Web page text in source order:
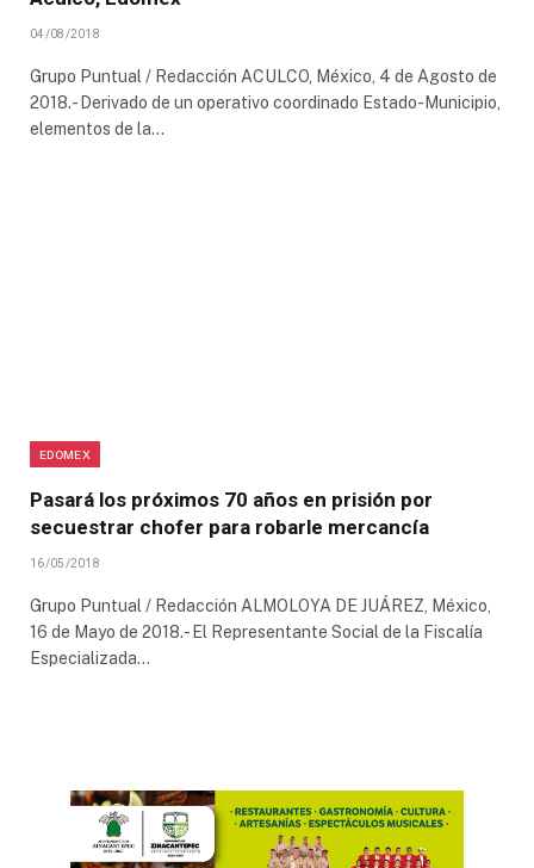
04/08/2018
Grupo Puntual / Redacción ACULCO, México, 4 de Agosto de
2018.- Derivado de un operativo coordinado Estado-Municipio,
elementos de la…
EDOMEX
Pasará los próximos 70 años en prisión por
secuestrar chofer para robarle mercancía
16/05/2018
Grupo Puntual / Redacción ALMOLOYA DE JUÁREZ, México,
16 de Mayo de 2018.- El Representante Social de la Fiscalía
Especializada…